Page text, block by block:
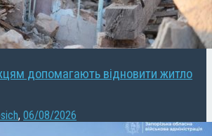
допомагають відновити житло
, 06/08/2026